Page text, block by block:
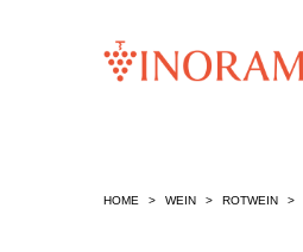
HOME WEIN ROTWEIN